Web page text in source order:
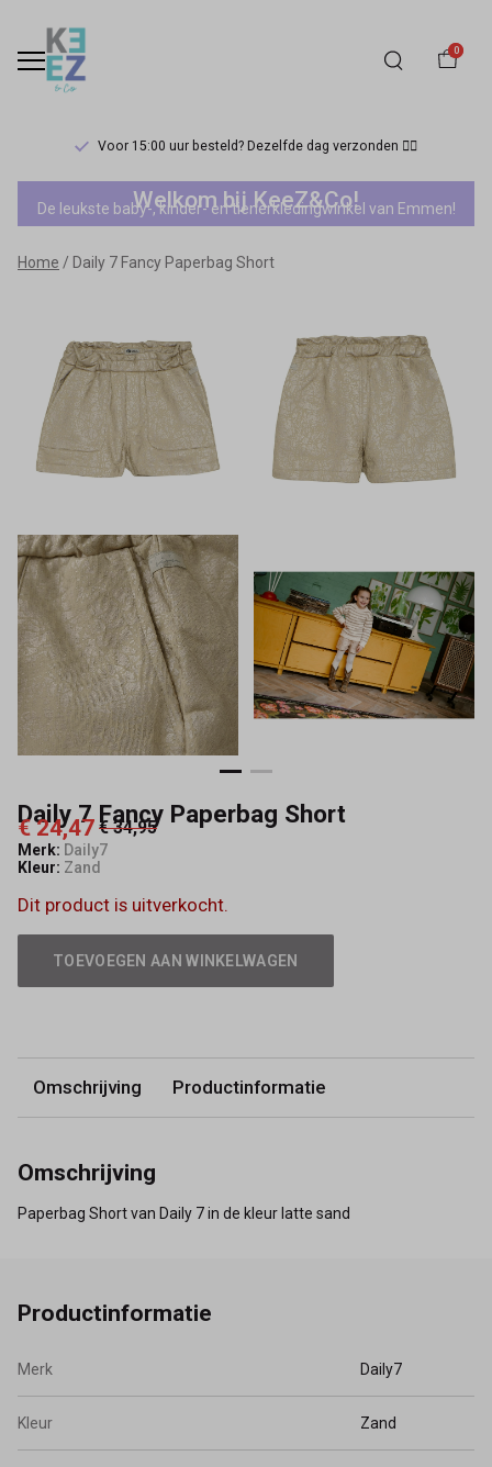
0
Voor 15:00 uur besteld? Dezelfde dag verzonden 🏃‍♀️
Daily
7
Fancy
Paperbag
Short
Keez&Co
Welkom bij KeeZ&Co!
De leukste baby-, kinder- en tienerkledingwinkel van Emmen!
Home Daily 7 Fancy Paperbag Short
Daily 7 Fancy Paperbag Short
€ 24,47 € 34,95
Merk: Daily7
Kleur: Zand
Dit product is uitverkocht.
TOEVOEGEN AAN WINKELWAGEN
Omschrijving Productinformatie
Omschrijving
Paperbag Short van Daily 7 in de kleur latte sand
Productinformatie
Merk Daily7
Kleur Zand